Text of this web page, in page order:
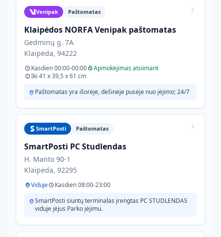
Venipak Paštomatas
Klaipėdos NORFA Venipak paštomatas
Gedminų g. 7A
Klaipėda, 94222
Kasdien 00:00-00:00
Apmokėjimas atsiimant
Iki 41 x 39,5 x 61 cm
Paštomatas yra išorėje, dešinėje pusėje nuo įėjimo; 24/7
SmartPosti Paštomatas
SmartPosti PC Studlendas
H. Manto 90-1
Klaipėda, 92295
Viduje
Kasdien 08:00-23:00
SmartPosti siuntų terminalas įrengtas PC STUDLENDAS
viduje įėjus Parko įėjimu.